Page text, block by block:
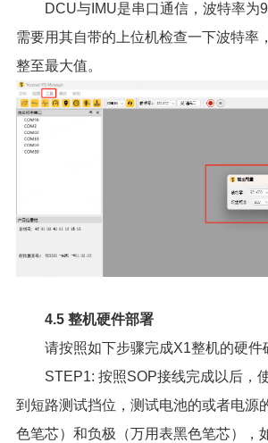
DCU与IMU是串口通信，波特率为
需要用其自带的上位机检查一下波特率
整至最大值。
4.5 整机硬件部署
请按照如下步骤完成X1整机的硬件
STEP1: 按照SOP接线完成以后，
到短路测试挡位，测试电池的或者电源
色笔芯）和负极（万用表黑色笔芯），